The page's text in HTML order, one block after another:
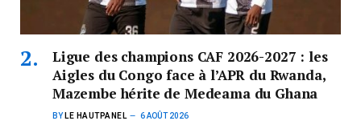
Ligue des champions CAF 2026-2027 : les
Aigles du Congo face à l’APR du Rwanda,
Mazembe hérite de Medeama du Ghana
BY LE HAUTPANEL 6 AOÛT 2026